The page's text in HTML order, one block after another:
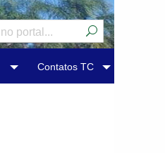
Contatos TC